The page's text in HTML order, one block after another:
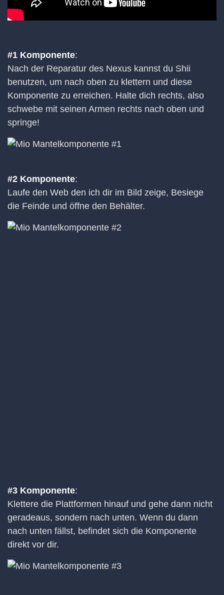
#1 Komponente:
Nach der Reparatur des Nexus kannst du Shii
benutzen, um nach oben zu klettern und diese
Komponente zu erreichen. Halte dich rechts, also
schwebe mit seinen Armen rechts nach oben und
springe!
#2 Komponente:
Laufe den Web den ich dir im Bild zeige, Besiege
die Feinde und öffne den Behälter.
#3 Komponente:
Klettere die Plattformen hinauf und gehe dann nicht
geradeaus, sondern nach unten. Wenn du dann
nach unten fällst, befindet sich die Komponente
direkt vor dir.